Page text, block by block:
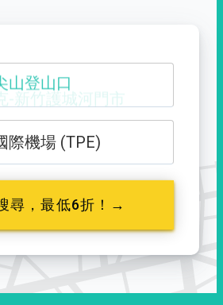
山登山口
際機場 (TPE)
尋，最低6折！→